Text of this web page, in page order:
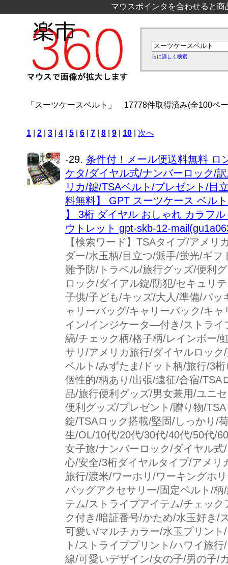
マウスポインタを合わせると
らに詳しく検索
「スーツケースベルト」 17778件取得済み(全100ペ
1 2 3 4 5 6 7 8 9 10 次へ
-29. 条件付！メール便送料無料 ロ
ケタ/ダイヤル式/ナンバーロック/
リカ/鍵/TSAベルト/プレゼント/目
料無料】 GPT スーツケース ベル
】 3桁 ダイヤル おしゃれ カラフ
ウトレット gpt-skb-12-
【検索ワード】TSAタイプ/アメ
ダー/水玉柄/目立つ/派手/蛍光/ギ
難予防/トラベル/旅行グッズ/便利
ロック/ダイアル錠/防犯/セキュリ
子供/子ども/キッズ/大人/準備/パ
ャリーバッグ/キャリーバック/キ
イン/インジケータ—付き/ストラ
縞/チェック柄/格子柄/レインボー/
サリ/アメリカ旅行/ダイヤルロッ
ベルト/みずたま/ドット柄/旅行/3
個性的/柄あり/出張/遠征/合宿/TSA
品/旅行便利グッズ/男女兼用/ユニ
便利グッズ/プレゼント/贈り物/
錠/TSAロック搭載/堅固/しっかり/
生/OL/10代/20代/30代/40代/50代/
女子旅/ナンバーロック/ダイヤル
心/安全/3桁ダイヤルタイプ/アメ
旅行/渡米/ワーホリ/ワーキングホ
バッグアクセサリー/固定ベルト/
テム/ストライプアイテム/チェッ
ク付き/暗証番号/かため/水玉好き/
可愛い/マルチカラー/水玉プリン
ト/ストライププリント/ハワイ旅
線/可愛いデザイン/女の子/男の子/